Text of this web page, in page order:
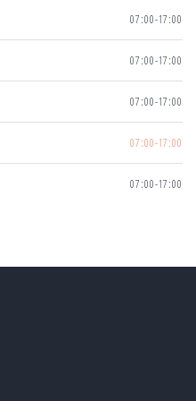
07:00-17:00
07:00-17:00
07:00-17:00
07:00-17:00
07:00-17:00